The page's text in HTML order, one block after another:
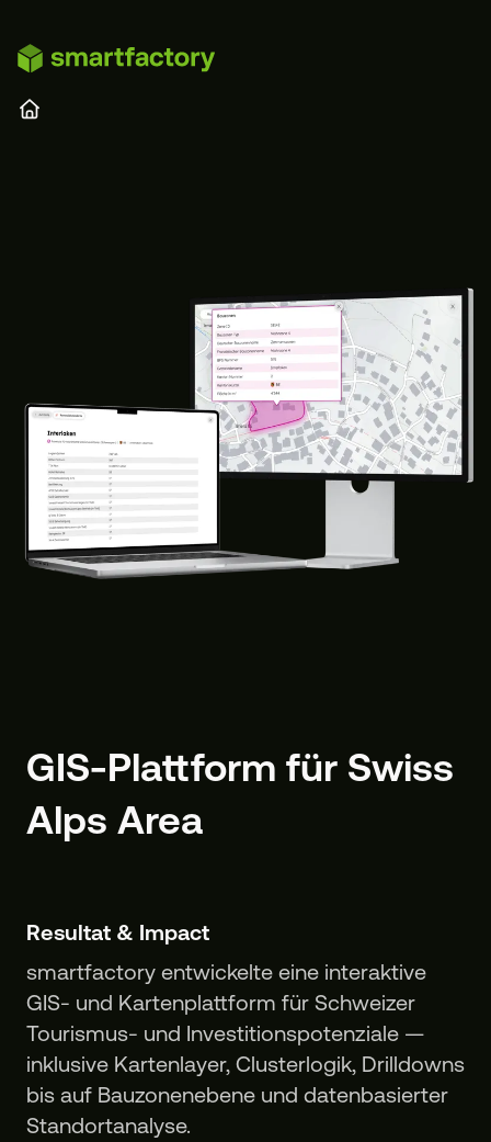
GIS-Plattform für Swiss
Alps Area
Resultat & Impact
smartfactory entwickelte eine interaktive
GIS- und Kartenplattform für Schweizer
Tourismus- und Investitionspotenziale —
inklusive Kartenlayer, Clusterlogik, Drilldowns
bis auf Bauzonenebene und datenbasierter
Standortanalyse.